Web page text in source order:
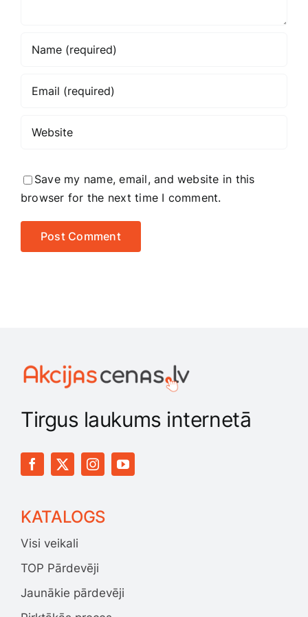
Save my name, email, and website in this
browser for the next time I comment.
Tirgus laukums internetā
KATALOGS
Visi veikali
TOP Pārdevēji
Jaunākie pārdevēji